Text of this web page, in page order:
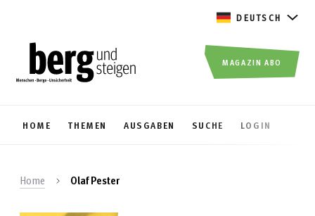
DEUTSCH
HOME THEMEN AUSGABEN SUCHE LOGIN
MAGAZIN ABO
Home Olaf Pester